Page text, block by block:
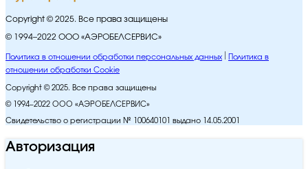
Copyright © 2025. Все права защищены
© 1994–2022 ООО «АЭРОБЕЛСЕРВИС»
Политика в отношении обработки персональных данных
Политика в
отношении обработки Cookie
Copyright © 2025. Все права защищены
© 1994–2022 ООО «АЭРОБЕЛСЕРВИС»
Свидетельство о регистрации № 100640101 выдано 14.05.2001
Авторизация